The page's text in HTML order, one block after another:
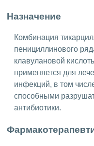
Назначение
Комбинация
пенициллинового
клавулановой
применяется для
инфекций, в том
способными
антибиотики.